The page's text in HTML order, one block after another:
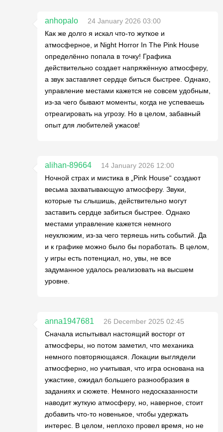
anhopalo
24 January 2026 03:00
Как же долго я искал что-то жуткое и
атмосферное, и Night Horror In The Pink House
определённо попала в точку! Графика
действительно создает напряжённую атмосферу,
а звук заставляет сердце биться быстрее. Однако,
управление местами кажется не совсем удобным,
из-за чего бывают моменты, когда не успеваешь
отреагировать на угрозу. Но в целом, забавный
опыт для любителей ужасов!
alihan-89664
14 January 2026 12:00
Ночной страх и мистика в „Pink House“ создают
весьма захватывающую атмосферу. Звуки,
которые ты слышишь, действительно могут
заставить сердце забиться быстрее. Однако
местами управление кажется немного
неуклюжим, из-за чего теряешь нить событий. Да
и к графике можно было бы поработать. В целом,
у игры есть потенциал, но, увы, не все
задуманное удалось реализовать на высшем
уровне.
anna1947681
26 December 2025 02:45
Сначала испытывал настоящий восторг от
атмосферы, но потом заметил, что механика
немного повторяющаяся. Локации выглядели
атмосферно, но учитывая, что игра основана на
ужастике, ожидал большего разнообразия в
заданиях и сюжете. Немного недосказанности
наводит жуткую атмосферу, но, наверное, стоит
добавить что-то новенькое, чтобы удержать
интерес. В целом, неплохо провел время, но не